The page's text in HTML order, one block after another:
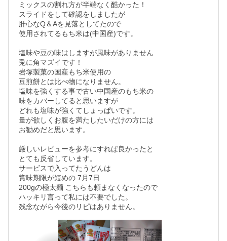
ミックスの割れ方が半端なく酷かった！
スライドをして確認をしましたが
肝心なQ＆Aを見落としてたので
使用されてるもち米は(中国産)です。
塩味や豆の味はしますが風味がありません
兎に角マズイです！
岩塚製菓の国産もち米使用の
豆煎餅とは比べ物になりません。
塩味を強くする事で古い中国産のもち米の
味をカバーしてると思いますが
どれも塩味が強くてしょっぱいです。
量が欲しくお腹を満たしたいだけの方には
お勧めだと思います。
厳しいレビューを参考にすれば良かったと
とても反省しています。
サービスで入ってたうどんは
賞味期限が短めの 7月7日
200gの極太麺 こちらも頼まなくなったので
ハッキリ言って私には不要でした。